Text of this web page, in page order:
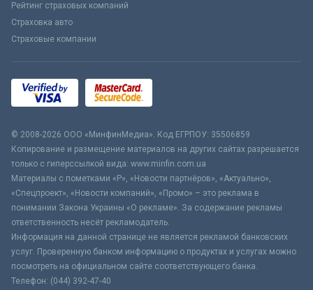
Рейтинг страховых компаний
Страховка авто
Страховые компании
© 2008-2026 ООО «МинфинМедиа». Код ЕГРПОУ: 35506859
Копирование и размещение материалов на других сайтах разрешается
только с гиперссылкой вида: www.minfin.com.ua
Материалы с пометками «Р», «Новости партнёров», «Актуально»,
«Спецпроект», «Новости компаний», «Промо» – это реклама в
понимании Закона Украины «О рекламе». За содержание рекламы
ответственность несёт рекламодатель.
Информация на данной странице не является рекламой банковских
услуг. Проверенную банком информацию о продуктах и услугах можно
посмотреть на официальном сайте соответствующего банка.
Телефон: (044) 392-47-40